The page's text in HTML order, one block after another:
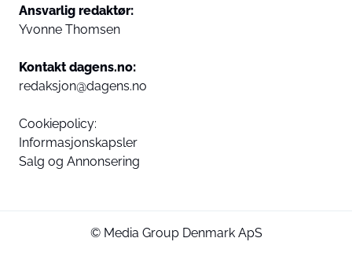
Ansvarlig redaktør:
Yvonne Thomsen
Kontakt dagens.no:
redaksjon@dagens.no
Cookiepolicy:
Informasjonskapsler
Salg og Annonsering
© Media Group Denmark ApS